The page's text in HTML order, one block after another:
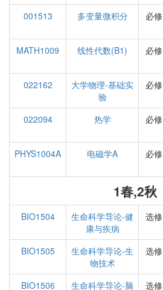
001513
多变量微积分 必修
MATH1009
线性代数(B1) 必修
022162
大学物理-基础实
验
必修
022094
热学 必修
PHYS1004A
电磁学A 必修
1春,2秋
BIO1504
生命科学导论-健
康与疾病
选修
BIO1505
生命科学导论-生
物技术
选修
BIO1506
生命科学导论-脑
选修